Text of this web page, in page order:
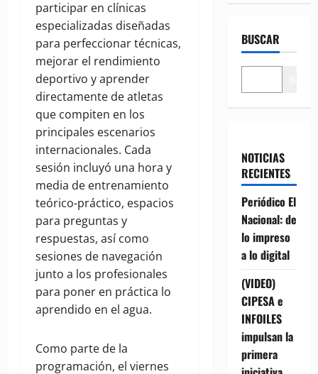
participar en clínicas
especializadas diseñadas
para perfeccionar técnicas,
mejorar el rendimiento
deportivo y aprender
directamente de atletas
que compiten en los
principales escenarios
internacionales. Cada
sesión incluyó una hora y
media de entrenamiento
teórico-práctico, espacios
para preguntas y
respuestas, así como
sesiones de navegación
junto a los profesionales
para poner en práctica lo
aprendido en el agua.
Como parte de la
programación, el viernes
BUSCAR
NOTICIAS
RECIENTES
Periódico El
Nacional: de
lo impreso
a lo digital
(VIDEO)
CIPESA e
INFOILES
impulsan la
primera